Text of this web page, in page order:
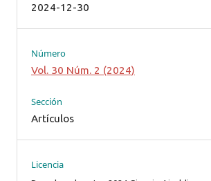
2024-12-30
Número
Vol. 30 Núm. 2 (2024)
Sección
Artículos
Licencia